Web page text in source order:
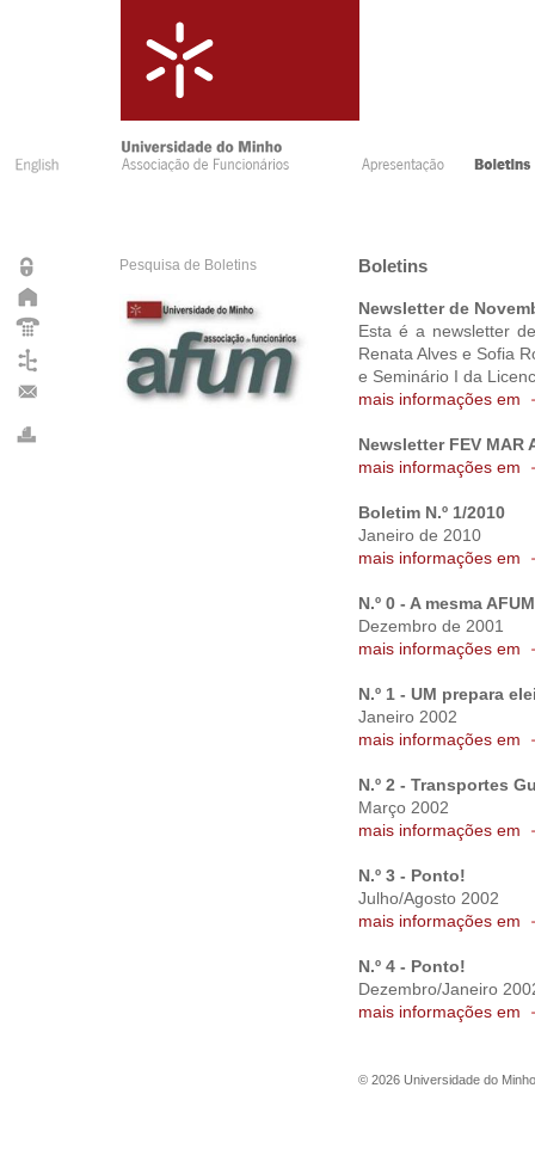
Pesquisa de Boletins Boletins
Newsletter de
Esta é a newsletter
Renata Alves e Sofia
e Seminário I da
mais informações em
Newsletter FEV MAR
mais informações em
Boletim N.º 1/2010
Janeiro de 2010
mais informações em
N.º 0 - A mesma
Dezembro de 2001
mais informações em
N.º 1 - UM prepara
Janeiro 2002
mais informações em
N.º 2 - Transportes
Março 2002
mais informações em
N.º 3 - Ponto!
Julho/Agosto 2002
mais informações em
N.º 4 - Ponto!
Dezembro/Janeiro
mais informações em
© 2026 Universidade do